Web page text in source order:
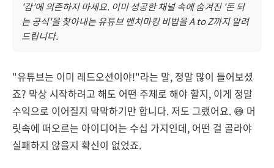
'감'에 의존하지 마세요. 이미 성공한 채널 속에 숨겨진 '돈 되
는 공식'을 찾아내는 유튜브 벤치마킹 비법을 A to Z까지 알려
드립니다.
"유튜브는 이미 레드오션이야!"라는 말, 정말 많이 들어보셨
죠? 막상 시작하려고 해도 어떤 주제로 해야 할지, 이게 정말
수익으로 이어질지 막막하기만 합니다. 저도 그랬어요. 😅 머
릿속에 떠오르는 아이디어는 수십 가지인데, 어떤 걸 골라야
실패하지 않을지 확신이 없었죠.